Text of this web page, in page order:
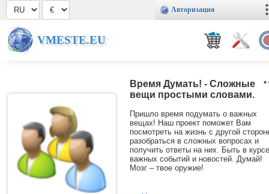
Авторизация
VMESTE.EU
Время Думать! - Сложные
вещи простыми словами.
Пришло время подумать о важных
вещах! Наш проект поможет Вам
посмотреть на жизнь с другой
разобраться в сложных вопросах и
получить ответы на них. Быть в курсе
важных событий и новостей. Думай!
Мозг – твое оружие!